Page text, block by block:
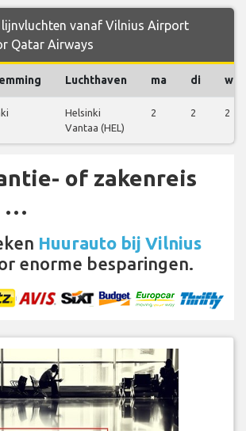
lijnvluchten vanaf Vilnius Airport
Qatar Airways
Luchthaven ma di wo
Helsinki
Vantaa (HEL)
2 2 2
of zakenreis
…
Huurauto bij Vilnius
enorme besparingen.